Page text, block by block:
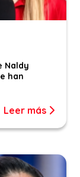
Naldy
han
Leer más